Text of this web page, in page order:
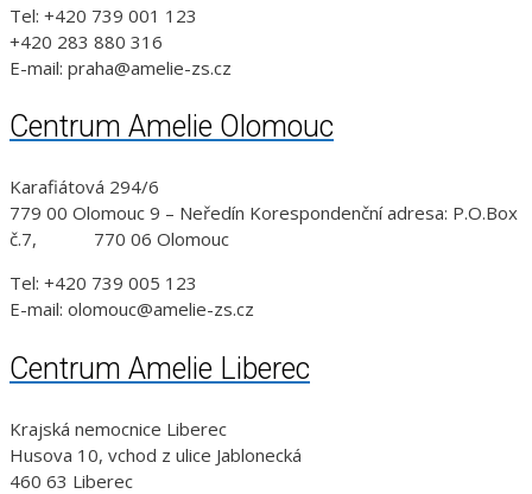
Tel: +420 739 001 123
+420 283 880 316
E-mail: praha@amelie-zs.cz
Centrum Amelie Olomouc
Karafiátová 294/6
779 00 Olomouc 9 – Neředín Korespondenční adresa: P.O.Box
č.7, 770 06 Olomouc
Tel: +420 739 005 123
E-mail: olomouc@amelie-zs.cz
Centrum Amelie Liberec
Krajská nemocnice Liberec
Husova 10, vchod z ulice Jablonecká
460 63 Liberec